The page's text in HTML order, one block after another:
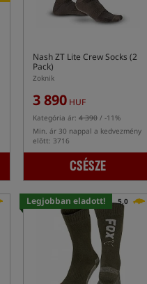
Nash ZT Lite Crew Socks (2
Pack)
Zoknik
3 890 HUF
Kategória ár: 4 390 / -11%
Min. ár 30 nappal a kedvezmény
előtt: 3716
CSÉSZE
Legjobban eladott! 5,0